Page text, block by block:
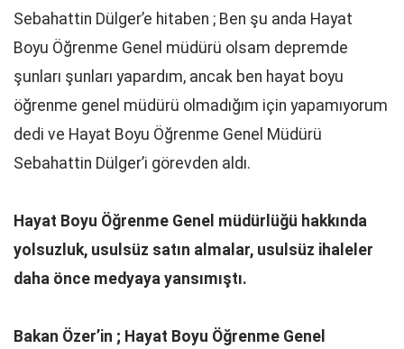
Sebahattin Dülger’e hitaben ; Ben şu anda Hayat
Boyu Öğrenme Genel müdürü olsam depremde
şunları şunları yapardım, ancak ben hayat boyu
öğrenme genel müdürü olmadığım için yapamıyorum
dedi ve Hayat Boyu Öğrenme Genel Müdürü
Sebahattin Dülger’i görevden aldı.
Hayat Boyu Öğrenme Genel müdürlüğü hakkında
yolsuzluk, usulsüz satın almalar, usulsüz ihaleler
daha önce medyaya yansımıştı.
Bakan Özer’in ; Hayat Boyu Öğrenme Genel